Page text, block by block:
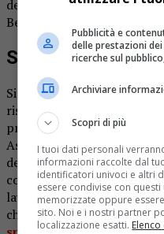
dell’edificio sacro,
Bellaria.
Serravalle chiesa
Si attende l’inizio delle
ristrutturazione. «Tra
primo lotto di lavori –
Asei Dantoni -. Gli addetti
della parte centrale del
cominciare altri interventi
lavori è tanto atteso a
che hannogià dato il loro
Pubblicità e
delle prestazioni
ricerche sul
Archiviare
Scopri di più
I tuoi dati personali
informazioni raccolte dal
identificatori univoci e altri
essere condivise con
memorizzate oppure
sito. Noi e i nostri partner
localizzazione esatti.